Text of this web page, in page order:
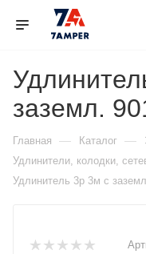
заземл.
Главная — Каталог —
Удлинители, колодки,
Удлинитель 3р 3м с